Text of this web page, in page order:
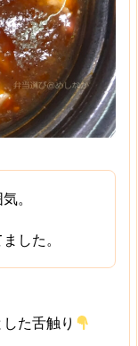
。
した。
た舌触り